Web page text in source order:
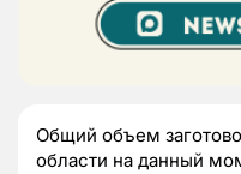
Общий объем
области на данный